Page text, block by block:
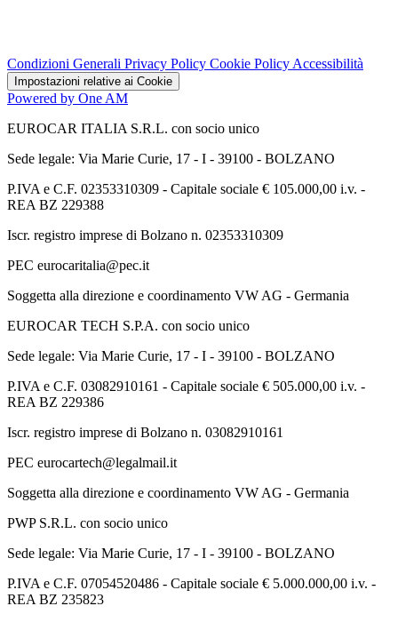
Condizioni Generali Privacy Policy Cookie Policy Accessibilità
Impostazioni relative ai Cookie
Powered by One AM
EUROCAR ITALIA S.R.L. con socio unico
Sede legale: Via Marie Curie, 17 - I - 39100 - BOLZANO
P.IVA e C.F. 02353310309 - Capitale sociale € 105.000,00 i.v. -
REA BZ 229388
Iscr. registro imprese di Bolzano n. 02353310309
PEC eurocaritalia@pec.it
Soggetta alla direzione e coordinamento VW AG - Germania
EUROCAR TECH S.P.A. con socio unico
Sede legale: Via Marie Curie, 17 - I - 39100 - BOLZANO
P.IVA e C.F. 03082910161 - Capitale sociale € 505.000,00 i.v. -
REA BZ 229386
Iscr. registro imprese di Bolzano n. 03082910161
PEC eurocartech@legalmail.it
Soggetta alla direzione e coordinamento VW AG - Germania
PWP S.R.L. con socio unico
Sede legale: Via Marie Curie, 17 - I - 39100 - BOLZANO
P.IVA e C.F. 07054520486 - Capitale sociale € 5.000.000,00 i.v. -
REA BZ 235823